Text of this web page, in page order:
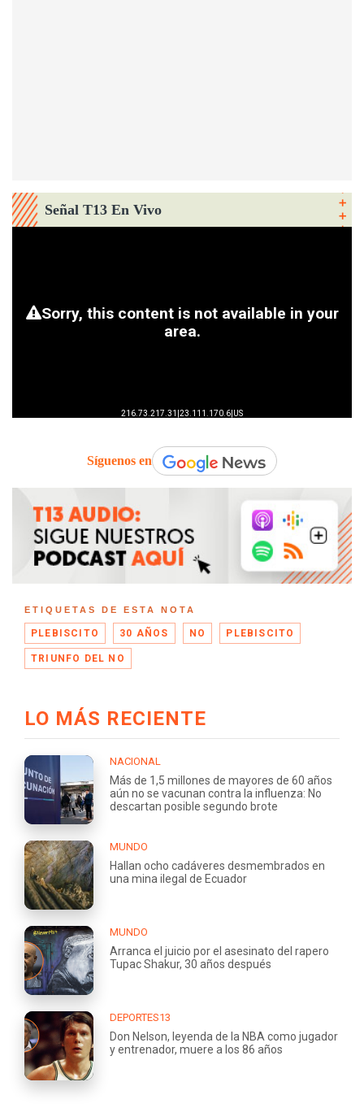
Señal T13 En Vivo
Síguenos en
ETIQUETAS DE ESTA NOTA
PLEBISCITO 30 AÑOS NO PLEBISCITO
TRIUNFO DEL NO
LO MÁS RECIENTE
NACIONAL
Más de 1,5 millones de mayores de 60 años
aún no se vacunan contra la influenza: No
descartan posible segundo brote
MUNDO
Hallan ocho cadáveres desmembrados en
una mina ilegal de Ecuador
MUNDO
Arranca el juicio por el asesinato del rapero
Tupac Shakur, 30 años después
DEPORTES13
Don Nelson, leyenda de la NBA como jugador
y entrenador, muere a los 86 años